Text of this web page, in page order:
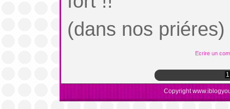
(dans nos priéres)
Ecrire un
1
Copyright